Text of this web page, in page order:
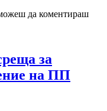
да коментираш
за
на ПП